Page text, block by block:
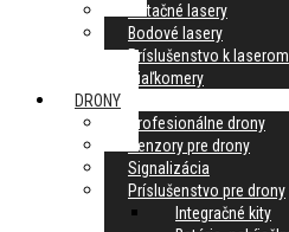
Rotačné lasery
Bodové lasery
Príslušenstvo k laserom
Diaľkomery
DRONY
Profesionálne drony
Senzory pre drony
Signalizácia
Príslušenstvo pre drony
Integračné kity